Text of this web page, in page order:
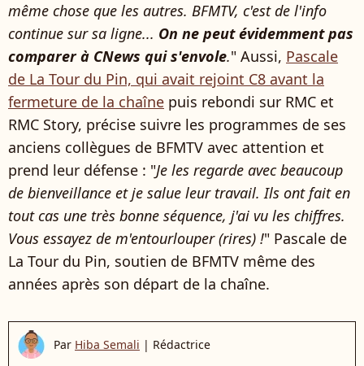
même chose que les autres. BFMTV, c'est de l'info
continue sur sa ligne... On ne peut évidemment pas
comparer à CNews qui s'envole." Aussi, Pascale
de La Tour du Pin, qui avait rejoint C8 avant la
fermeture de la chaîne puis rebondi sur RMC et
RMC Story, précise suivre les programmes de ses
anciens collègues de BFMTV avec attention et
prend leur défense : "Je les regarde avec beaucoup
de bienveillance et je salue leur travail. Ils ont fait en
tout cas une très bonne séquence, j'ai vu les chiffres.
Vous essayez de m'entourlouper (rires) !" Pascale de
La Tour du Pin, soutien de BFMTV même des
années après son départ de la chaîne.
Par Hiba Semali | Rédactrice